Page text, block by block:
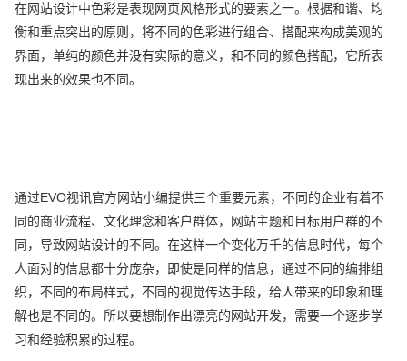
在网站设计中色彩是表现网页风格形式的要素之一。根据和谐、均
衡和重点突出的原则，将不同的色彩进行组合、搭配来构成美观的
界面，单纯的颜色并没有实际的意义，和不同的颜色搭配，它所表
现出来的效果也不同。
通过EVO视讯官方网站小编提供三个重要元素，不同的企业有着不
同的商业流程、文化理念和客户群体，网站主题和目标用户群的不
同，导致网站设计的不同。在这样一个变化万千的信息时代，每个
人面对的信息都十分庞杂，即使是同样的信息，通过不同的编排组
织，不同的布局样式，不同的视觉传达手段，给人带来的印象和理
解也是不同的。所以要想制作出漂亮的网站开发，需要一个逐步学
习和经验积累的过程。